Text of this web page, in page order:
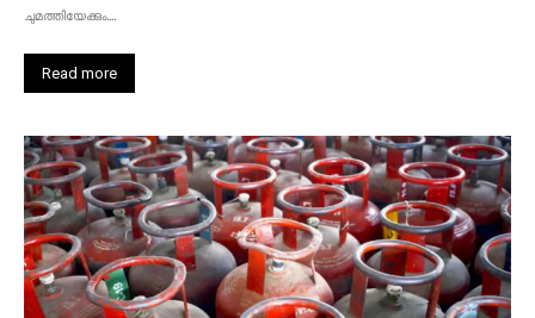
ചുമത്തിയേക്കും....
Read more